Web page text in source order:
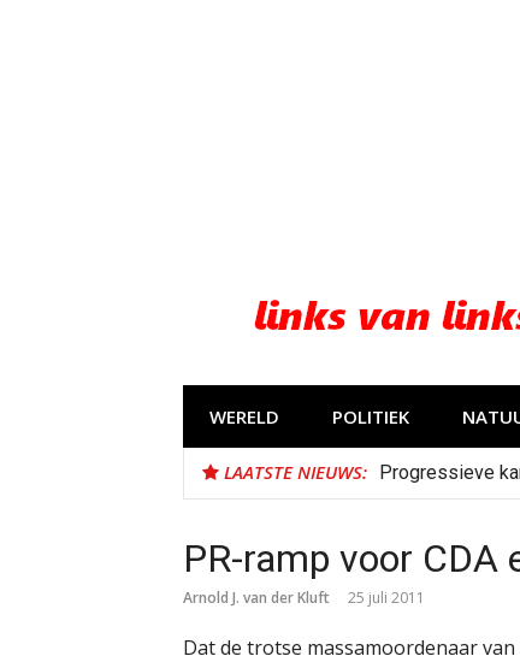
WERELD POLITIEK
LAATSTE NIEUWS: Bestorming
PR-ramp voor CDA
Arnold J. van der Kluft 25 juli 2011
Dat de trotse massamoordenaar